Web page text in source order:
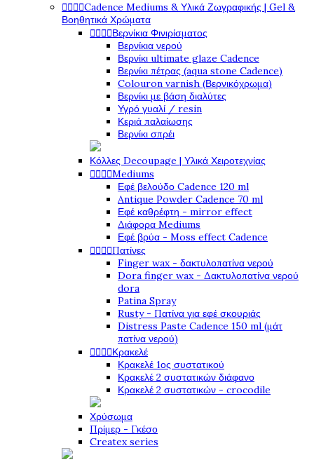
Cadence Mediums & Υλικά Ζωγραφικής | Gel &
Βοηθητικά Χρώματα
Βερνίκια Φινιρίσματος
Βερνίκια νερού
Βερνίκι ultimate glaze Cadence
Βερνίκι πέτρας (aqua stone Cadence)
Colouron varnish (Βερνικόχρωμα)
Βερνίκι με βάση διαλύτες
Υγρό γυαλί / resin
Κεριά παλαίωσης
Βερνίκι σπρέι
Κόλλες Decoupage | Υλικά Χειροτεχνίας
Mediums
Εφέ βελούδο Cadence 120 ml
Antique Powder Cadence 70 ml
Εφέ καθρέφτη - mirror effect
Διάφορα Mediums
Εφέ βρύα - Moss effect Cadence
Πατίνες
Finger wax - δακτυλοπατίνα νερού
Dora finger wax - Δακτυλοπατίνα νερού
dora
Patina Spray
Rusty - Πατίνα για εφέ σκουριάς
Distress Paste Cadence 150 ml (μάτ
πατίνα νερού)
Κρακελέ
Κρακελέ 1ος συστατικού
Κρακελέ 2 συστατικών διάφανο
Κρακελέ 2 συστατικών - crocodile
Χρύσωμα
Πρίμερ - Γκέσο
Createx series